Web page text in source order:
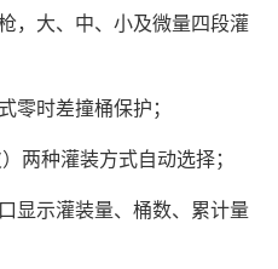
，大、中、小及微量四段灌
零时差撞桶保护；
两种灌装方式自动选择；
显示灌装量、桶数、累计量